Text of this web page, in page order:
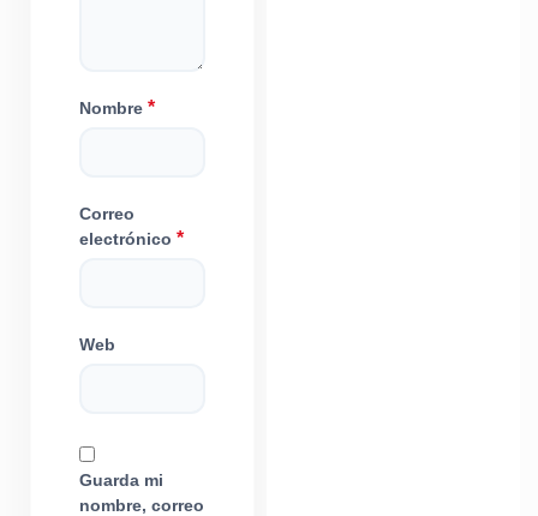
Nombre *
Correo
electrónico *
Web
Guarda mi
nombre, correo